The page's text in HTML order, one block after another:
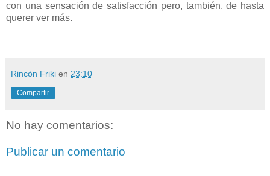
con una sensación de satisfacción pero, también, de hasta
querer ver más.
Rincón Friki en 23:10
Compartir
No hay comentarios:
Publicar un comentario